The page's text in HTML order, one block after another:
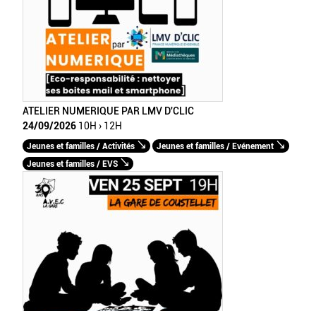
ATELIER NUMERIQUE PAR LMV D'CLIC
24/09/2026 10H › 12H
Jeunes et familles / Activités
Jeunes et familles / Evénement
Jeunes et familles / EVS